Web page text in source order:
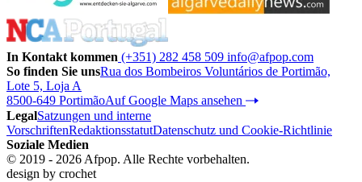
In Kontakt kommen (+351) 282 458 509 info@afpop.com
So finden Sie unsRua dos Bombeiros Voluntários de Portimão,
Lote 5, Loja A
8500-649 PortimãoAuf Google Maps ansehen
LegalSatzungen und interne
VorschriftenRedaktionsstatutDatenschutz und Cookie-Richtlinie
Soziale Medien
© 2019 - 2026 Afpop. Alle Rechte vorbehalten.
design by crochet